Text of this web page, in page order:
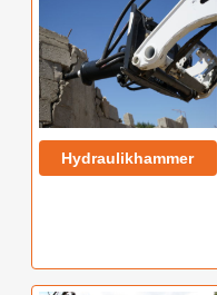
Hydraulikhammer